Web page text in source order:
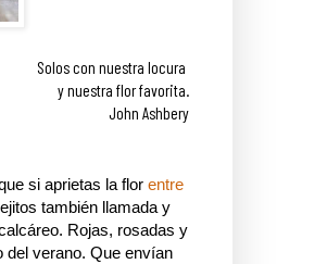
Solos con nuestra locura
y nuestra flor favorita.
John Ashbery
si aprietas la flor entre
también llamada y
Rojas, rosadas y
del verano. Que envían